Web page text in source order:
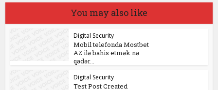
You may also like
Digital Security
Mobil telefonda Mostbet
AZ ilə bahis etmək nə
qədər...
Digital Security
Test Post Created